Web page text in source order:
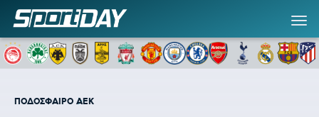
ΠΟΔΟΣΦΑΙΡΟ ΑΕΚ